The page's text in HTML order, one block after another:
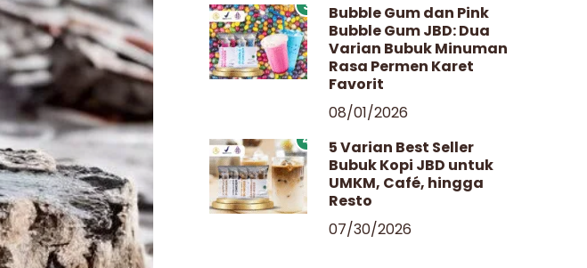
3
Bubble Gum dan Pink
Bubble Gum JBD: Dua
Varian Bubuk Minuman
Rasa Permen Karet
Favorit
08/01/2026
4
5 Varian Best Seller
Bubuk Kopi JBD untuk
UMKM, Café, hingga
Resto
07/30/2026